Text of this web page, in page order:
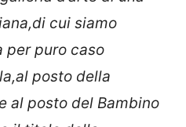
cui siamo
per puro caso
posto della
al posto del Bambino